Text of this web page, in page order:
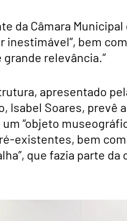
da Câmara
inestimável”, bem
relevância.”
apresentado
Isabel Soares, prevê
“objeto
existentes, bem
que fazia parte